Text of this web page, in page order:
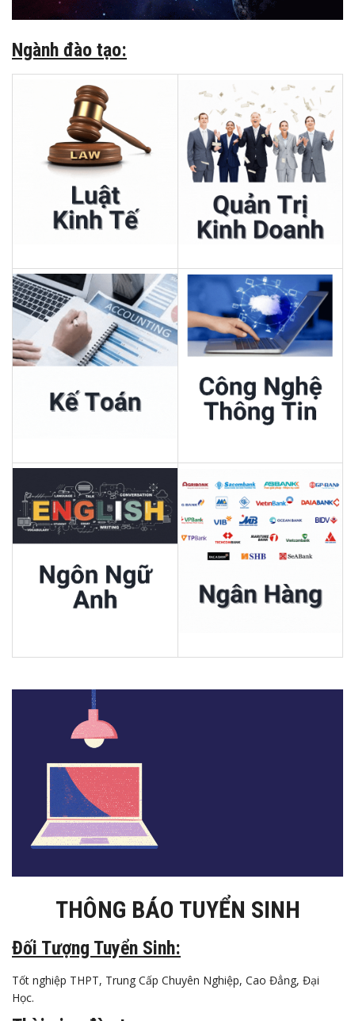
Ngành đào tạo:
THÔNG BÁO TUYỂN SINH
Đối Tượng Tuyển Sinh:
Tốt nghiệp THPT, Trung Cấp Chuyên Nghiệp, Cao Đẳng, Đại
Học.